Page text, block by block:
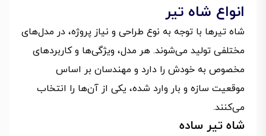
انواع شاه تیر
شاه تیرها با توجه به نوع طراحی و نیاز پروژه، در مدل‌های
مختلفی تولید می‌شوند. هر مدل، ویژگی‌ها و کاربردهای
مخصوص به خودش را دارد و مهندسان بر اساس
موقعیت سازه و بار وارد شده، یکی از آن‌ها را انتخاب
می‌کنند.
شاه تیر ساده